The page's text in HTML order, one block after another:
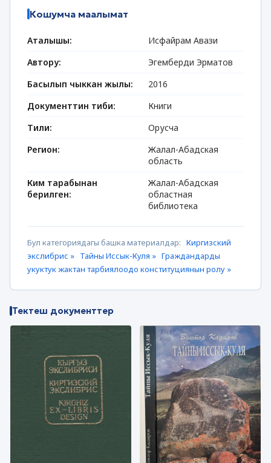
Кошумча маалымат
Аталышы:
Исфайрам Авази
Автору:
Эгемберди Эрматов
Басылып чыккан жылы:
2016
Документтин тиби:
Книги
Тили:
Орусча
Регион:
Жалал-Абадская
область
Ким тарабынан
берилген:
Жалал-Абадская
областная
библиотека
Бул категориядагы башка материалдар: Киргизский
экслибрис » Тайны Иссык-Куля » Граждандарды
укуктук жактан тарбиялоодо конституциянын ролу »
Тектеш документтер